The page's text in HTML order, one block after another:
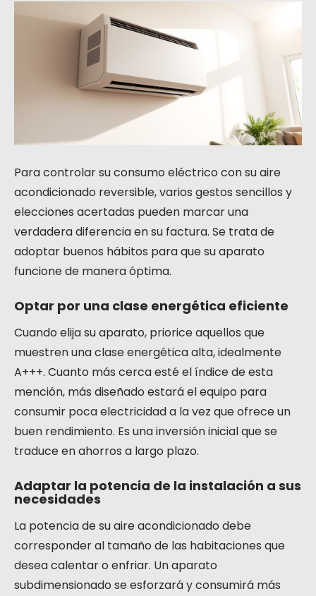
Para controlar su consumo eléctrico con su aire
acondicionado reversible, varios gestos sencillos y
elecciones acertadas pueden marcar una
verdadera diferencia en su factura. Se trata de
adoptar buenos hábitos para que su aparato
funcione de manera óptima.
Optar por una clase energética eficiente
Cuando elija su aparato, priorice aquellos que
muestren una clase energética alta, idealmente
A+++. Cuanto más cerca esté el índice de esta
mención, más diseñado estará el equipo para
consumir poca electricidad a la vez que ofrece un
buen rendimiento. Es una inversión inicial que se
traduce en ahorros a largo plazo.
Adaptar la potencia de la instalación a sus
necesidades
La potencia de su aire acondicionado debe
corresponder al tamaño de las habitaciones que
desea calentar o enfriar. Un aparato
subdimensionado se esforzará y consumirá más